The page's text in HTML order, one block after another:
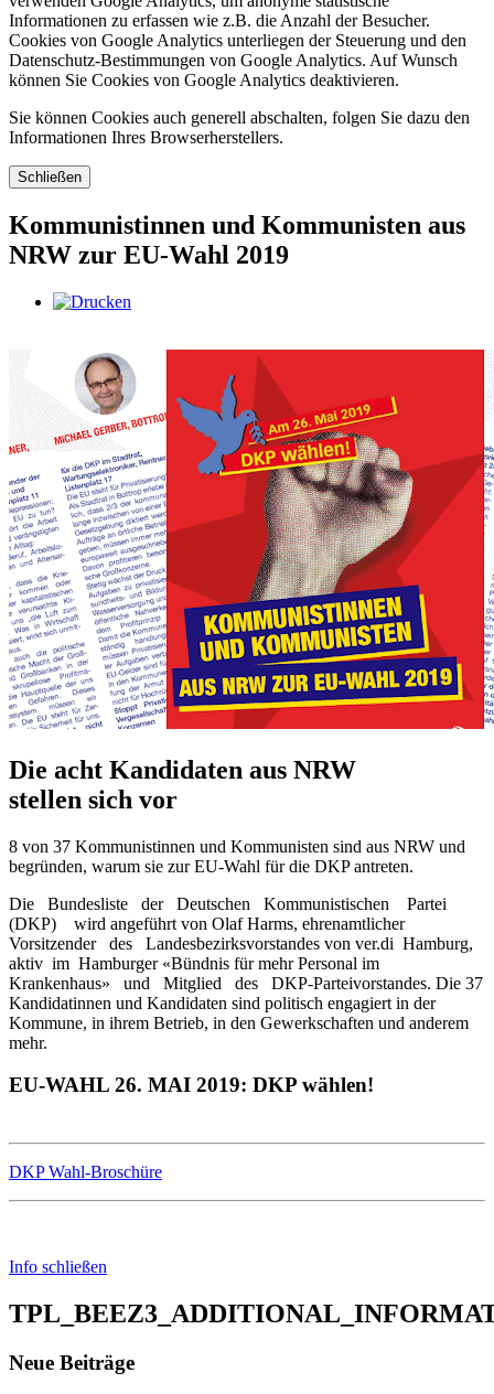
Informationen zu erfassen wie z.B. die Anzahl der Besucher.
Cookies von Google Analytics unterliegen der Steuerung und den
Datenschutz-Bestimmungen von Google Analytics. Auf Wunsch
können Sie Cookies von Google Analytics deaktivieren.
Sie können Cookies auch generell abschalten, folgen Sie dazu den
Informationen Ihres Browserherstellers.
Schließen
Kommunistinnen und Kommunisten aus
NRW zur EU-Wahl 2019
Die acht Kandidaten aus NRW
stellen sich vor
8 von 37 Kommunistinnen und Kommunisten sind aus NRW und
begründen, warum sie zur EU-Wahl für die DKP antreten.
Die Bundesliste der Deutschen Kommunistischen Partei
(DKP) wird angeführt von Olaf Harms, ehrenamtlicher
Vorsitzender des Landesbezirksvorstandes von ver.di Hamburg,
aktiv im Hamburger «Bündnis für mehr Personal im
Krankenhaus» und Mitglied des DKP-Parteivorstandes. Die 37
Kandidatinnen und Kandidaten sind politisch engagiert in der
Kommune, in ihrem Betrieb, in den Gewerkschaften und anderem
mehr.
EU-WAHL 26. MAI 2019: DKP wählen!
DKP Wahl-Broschüre
Info schließen
Neue Beiträge